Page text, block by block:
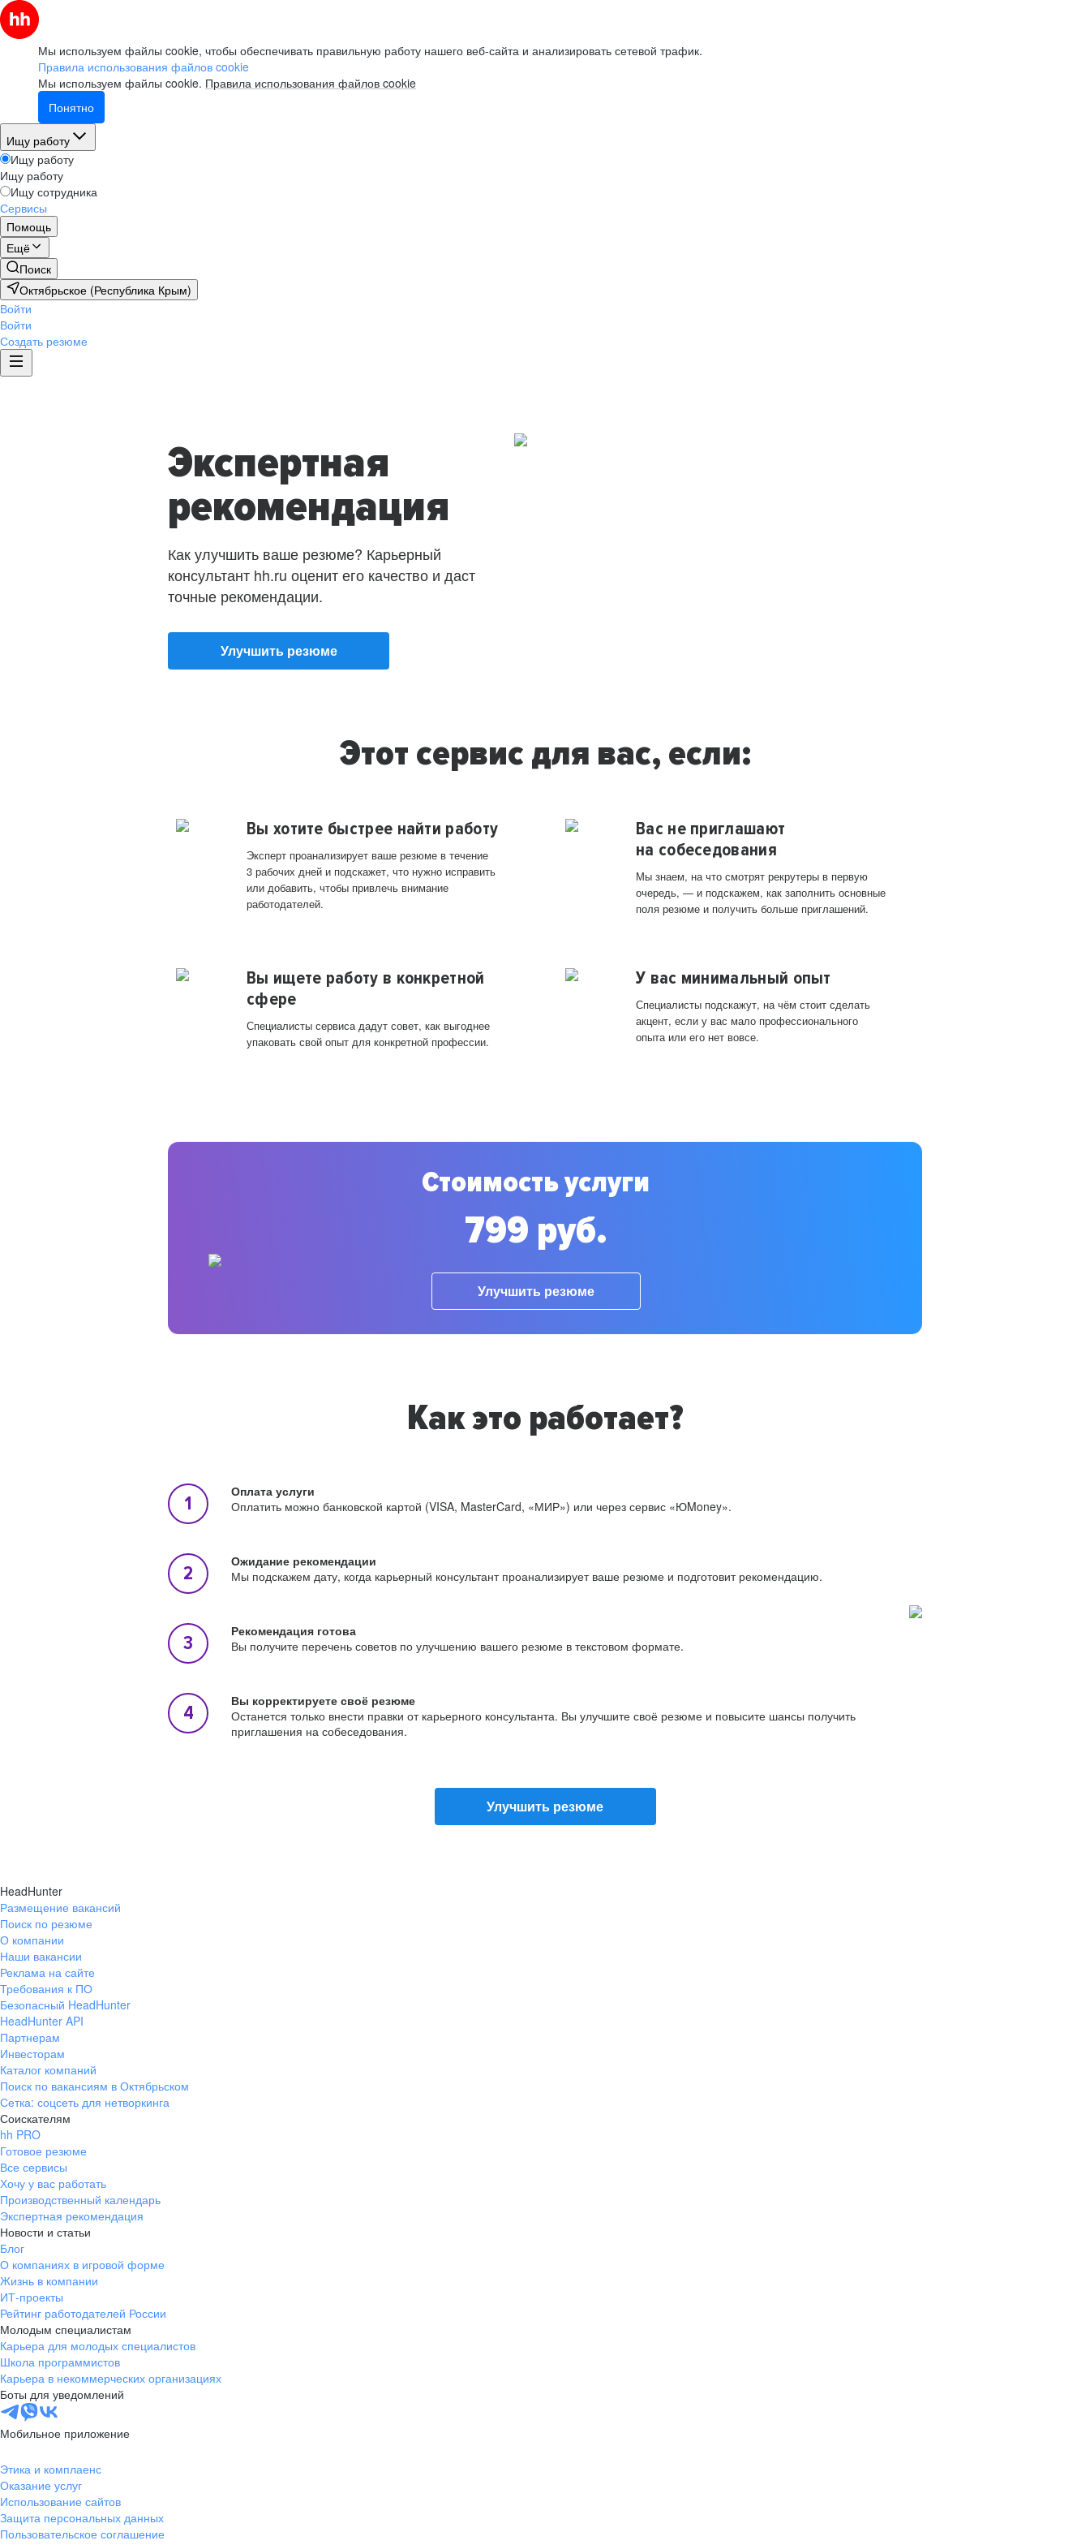
Мы используем файлы cookie, чтобы обеспечивать правильную работу нашего веб-сайта и анализировать сетевой трафик.
Правила использования файлов cookie
Мы используем файлы cookie. Правила использования файлов cookie
Понятно
Ищу работу
Ищу работу
Ищу работу
Ищу сотрудника
Сервисы
Помощь
Ещё
Поиск
Октябрьское (Республика Крым)
Войти
Войти
Создать резюме
Экспертная
рекомендация
Как улучшить ваше резюме? Карьерный
консультант hh.ru оценит его качество и даст
точные рекомендации.
Улучшить резюме
Этот сервис для вас, если:
Вы хотите быстрее найти работу
Эксперт проанализирует ваше резюме в течение
3 рабочих дней и подскажет, что нужно исправить
или добавить, чтобы привлечь внимание
работодателей.
Вас не приглашают
на собеседования
Мы знаем, на что смотрят рекрутеры в первую
очередь, — и подскажем, как заполнить основные
поля резюме и получить больше приглашений.
Вы ищете работу в конкретной
сфере
Специалисты сервиса дадут совет, как выгоднее
упаковать свой опыт для конкретной профессии.
У вас минимальный опыт
Специалисты подскажут, на чём стоит сделать
акцент, если у вас мало профессионального
опыта или его нет вовсе.
Стоимость услуги
799 руб.
Улучшить резюме
Как это работает?
Оплата услуги
Оплатить можно банковской картой (VISA, MasterCard, «МИР») или через сервис «ЮMoney».
Ожидание рекомендации
Мы подскажем дату, когда карьерный консультант проанализирует ваше резюме и подготовит рекомендацию.
Рекомендация готова
Вы получите перечень советов по улучшению вашего резюме в текстовом формате.
Вы корректируете своё резюме
Останется только внести правки от карьерного консультанта. Вы улучшите своё резюме и повысите шансы получить
приглашения на собеседования.
Улучшить резюме
HeadHunter
Размещение вакансий
Поиск по резюме
О компании
Наши вакансии
Реклама на сайте
Требования к ПО
Безопасный HeadHunter
HeadHunter API
Партнерам
Инвесторам
Каталог компаний
Поиск по вакансиям в Октябрьском
Сетка: соцсеть для нетворкинга
Соискателям
hh PRO
Готовое резюме
Все сервисы
Хочу у вас работать
Производственный календарь
Экспертная рекомендация
Новости и статьи
Блог
О компаниях в игровой форме
Жизнь в компании
ИТ-проекты
Рейтинг работодателей России
Молодым специалистам
Карьера для молодых специалистов
Школа программистов
Карьера в некоммерческих организациях
Боты для уведомлений
Мобильное приложение
Этика и комплаенс
Оказание услуг
Использование сайтов
Защита персональных данных
Пользовательское соглашение